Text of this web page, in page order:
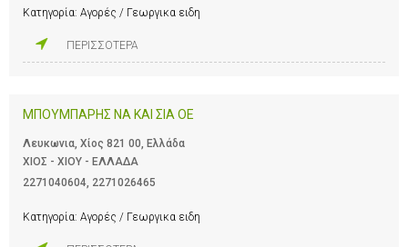
Κατηγορία: Αγορές / Γεωργικα ειδη
ΠΕΡΙΣΣΟΤΕΡΑ
ΜΠΟΥΜΠΑΡΗΣ ΝΑ ΚΑΙ ΣΙΑ ΟΕ
Λευκωνια, Χίος 821 00, Ελλάδα
ΧΙΟΣ - ΧΙΟΥ - ΕΛΛΑΔΑ
2271040604, 2271026465
Κατηγορία: Αγορές / Γεωργικα ειδη